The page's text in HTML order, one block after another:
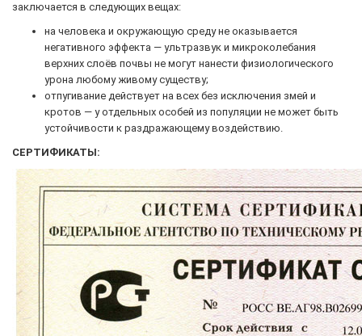
заключается в следующих вещах:
на человека и окружающую среду не оказывается
негативного эффекта — ультразвук и микроколебания
верхних слоёв почвы не могут нанести физиологического
урона любому живому существу;
отпугивание действует на всех без исключения змей и
кротов — у отдельных особей из популяции не может быть
устойчивости к раздражающему воздействию.
СЕРТИФИКАТЫ: